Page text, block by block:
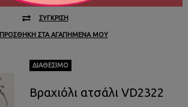
ΣΎΓΚΡΙΣΗ
ΠΡΟΣΘΉΚΗ ΣΤΑ ΑΓΑΠΗΜΈΝΑ ΜΟΥ
ΔΙΑΘΈΣΙΜΟ
Βραχιόλι ατσάλι VD2322